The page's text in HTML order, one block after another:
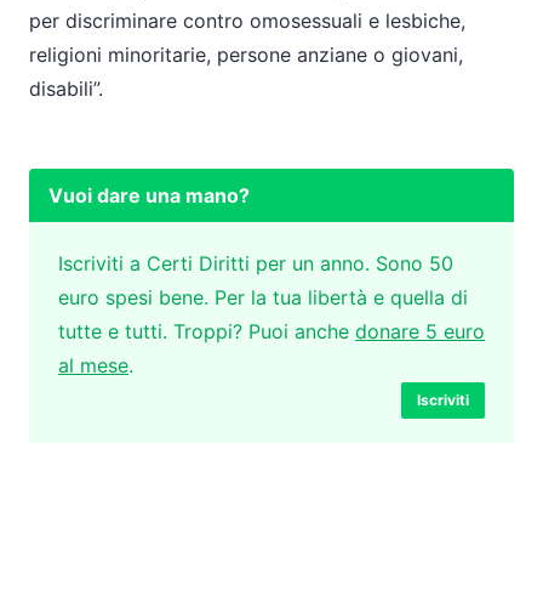
per discriminare contro omosessuali e lesbiche,
religioni minoritarie, persone anziane o giovani,
disabili”.
Vuoi dare una mano?
Iscriviti a Certi Diritti per un anno. Sono 50
euro spesi bene. Per la tua libertà e quella di
tutte e tutti. Troppi? Puoi anche donare 5 euro
al mese.
Iscriviti